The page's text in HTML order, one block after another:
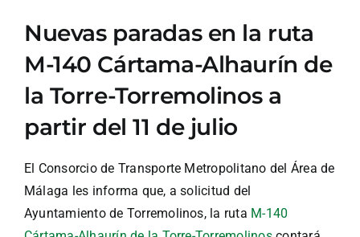
Nuevas paradas en la ruta
M-140 Cártama-Alhaurín de
la Torre-Torremolinos a
partir del 11 de julio
El Consorcio de Transporte Metropolitano del Área de
Málaga les informa que, a solicitud del
Ayuntamiento de Torremolinos, la ruta M-140